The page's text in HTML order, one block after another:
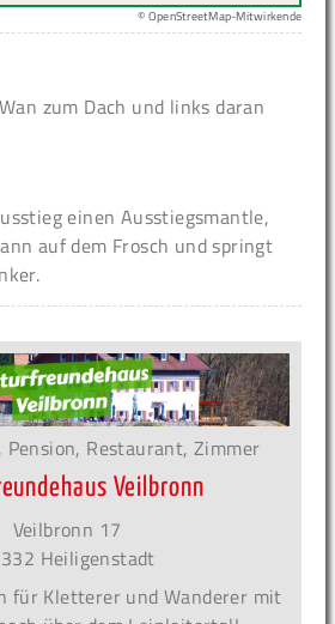
© OpenStreetMap-Mitwirkende
zum Dach und links daran
einen Ausstiegsmantle,
auf dem Frosch und springt
Pension, Restaurant, Zimmer
Veilbronn
Veilbronn 17
Heiligenstadt
für Kletterer und Wanderer mit